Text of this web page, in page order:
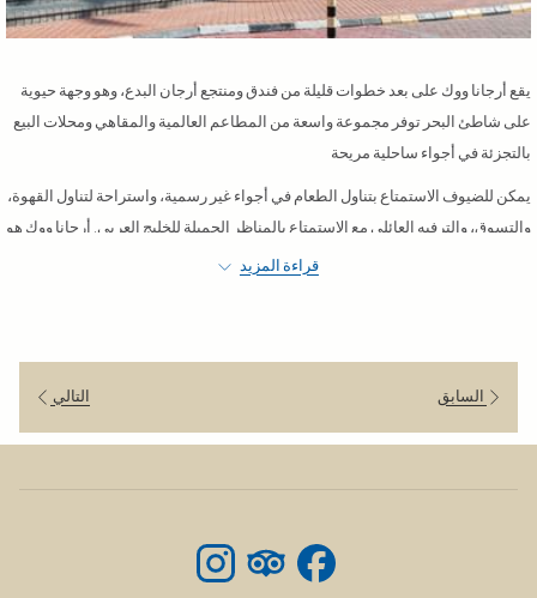
يقع أرجانا ووك على بعد خطوات قليلة من فندق ومنتجع أرجان البدع، وهو وجهة حيوية
على شاطئ البحر توفر مجموعة واسعة من المطاعم العالمية والمقاهي ومحلات البيع
بالتجزئة في أجواء ساحلية مريحة
يمكن للضيوف الاستمتاع بتناول الطعام في أجواء غير رسمية، واستراحة لتناول القهوة،
والتسوق، والترفيه العائلي مع الاستمتاع بالمناظر الجميلة للخليج العربي. أرجانا ووك هو
المكان المثالي للاسترخاء، ولقاء الأصدقاء، وتجربة مشهد الطعام والترفيه النابض
قراءة المزيد
السابق التالي